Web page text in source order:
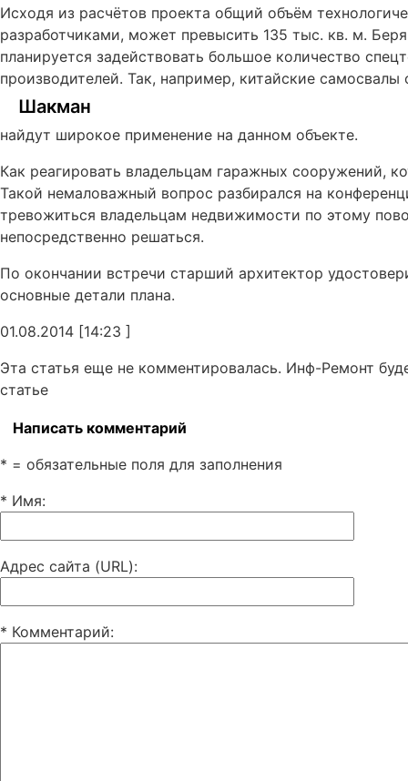
Исходя из расчётов проекта общий объём
разработчиками, может превысить 135 тыс. кв. м.
планируется задействовать большое количество
производителей. Так, например, китайские
Шакман
найдут широкое применение на данном объекте.
Как реагировать владельцам гаражных сооружений,
Такой немаловажный вопрос разбирался на
тревожиться владельцам недвижимости по этому
непосредственно решаться.
По окончании встречи старший архитектор
основные детали плана.
01.08.2014 [14:23 ]
Эта статья еще не комментировалась. Инф-Ремонт
статье
Написать комментарий
* = обязательные поля для заполнения
* Имя:
Адрес сайта (URL):
* Комментарий: